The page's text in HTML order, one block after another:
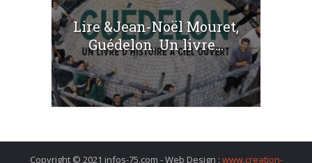
Lire &Jean-Noël Mouret,
Guédelon. Un livre...
Copyright © 2021 infos-75.com - Web Design : www.creation-